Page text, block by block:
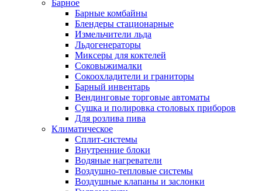
Барное
Барные комбайны
Блендеры стационарные
Измельчители льда
Льдогенераторы
Миксеры для коктелей
Соковыжималки
Сокоохладители и граниторы
Барный инвентарь
Вендинговые торговые автоматы
Сушка и полировка столовых приборов
Для розлива пива
Климатическое
Сплит-системы
Внутренние блоки
Водяные нагреватели
Воздушно-тепловые системы
Воздушные клапаны и заслонки